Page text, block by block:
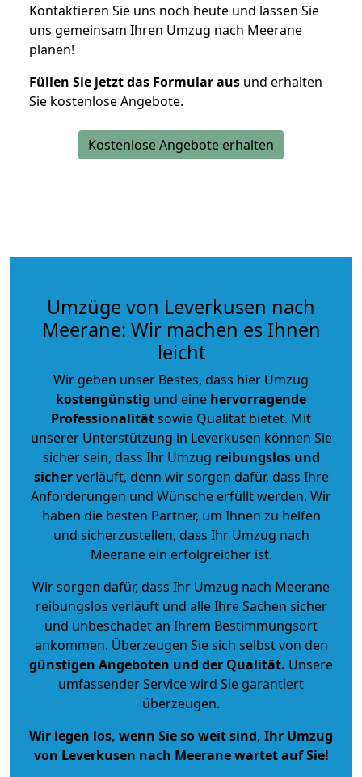
Kontaktieren Sie uns noch heute und lassen Sie
uns gemeinsam Ihren Umzug nach Meerane
planen!
Füllen Sie jetzt das Formular aus und erhalten
Sie kostenlose Angebote.
Kostenlose Angebote erhalten
Umzüge von Leverkusen nach
Meerane: Wir machen es Ihnen
leicht
Wir geben unser Bestes, dass hier Umzug
kostengünstig und eine hervorragende
Professionalitätsowie Qualität bietet. Mit
unserer Unterstützung in Leverkusen können Sie
sicher sein, dass Ihr Umzug reibungslos und
sicherverläuft, denn wir sorgen dafür, dass Ihre
Anforderungen und Wünsche erfüllt werden. Wir
haben die besten Partner, um Ihnen zu helfen
und sicherzustellen, dass Ihr Umzug nach
Meerane ein erfolgreicher ist.
Wir sorgen dafür, dass Ihr Umzug nach Meerane
reibungslos verläuft und alle Ihre Sachen sicher
und unbeschadet an Ihrem Bestimmungsort
ankommen. Überzeugen Sie sich selbst von den
günstigen Angeboten und der Qualität. Unsere
umfassender Service wird Sie garantiert
überzeugen.
Wir legen los, wenn Sie so weit sind, Ihr Umzug
von Leverkusen nach Meerane wartet auf Sie!